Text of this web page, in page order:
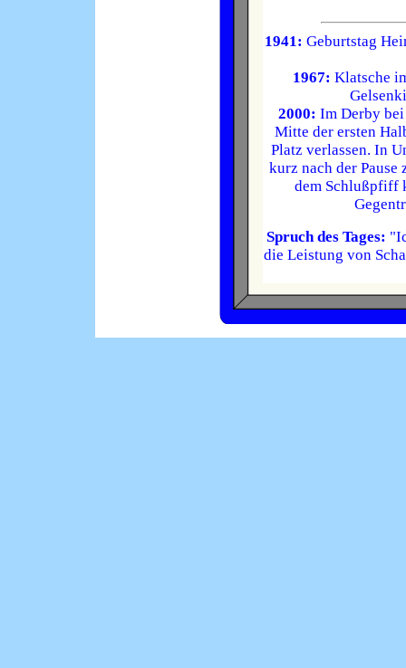
1941: Geburtstag
1967: Klatsche
2000: Im Derby
Mitte der ersten
Platz verlassen. In
kurz nach der
dem Schlußpfiff
Spruch des Tages:
die Leistung von